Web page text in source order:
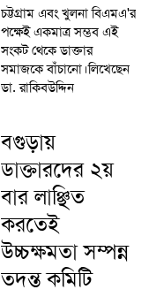
চট্টগ্রাম এবং খুলনা বিএমএ'র
পক্ষেই একমাত্র সম্ভব এই
সংকট থেকে ডাক্তার
সমাজকে বাঁচানো।লিখেছেন
ডা. রাকিবউদ্দিন
বগুড়ায়
ডাক্তারদের ২য়
বার লাঞ্ছিত
করতেই
উচ্চক্ষমতা সম্পন্ন
তদন্ত কমিটি